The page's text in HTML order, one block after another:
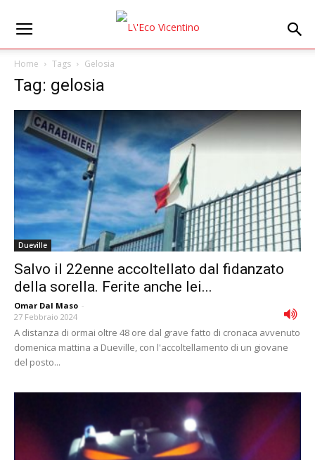
Home Tags Gelosia
Tag: gelosia
Dueville
Salvo il 22enne accoltellato dal fidanzato
della sorella. Ferite anche lei...
Omar Dal Maso -
27 Febbraio 2024
A distanza di ormai oltre 48 ore dal grave fatto di cronaca avvenuto
domenica mattina a Dueville, con l'accoltellamento di un giovane
del posto...